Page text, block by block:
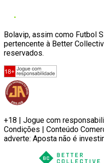
Bolavip, assim como Futbol
pertencente à Better
reservados.
+18 | Jogue com
Condições | Conteúdo
adverte: Aposta não é